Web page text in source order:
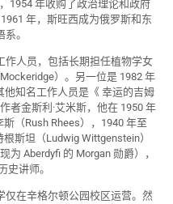
1954 年收购了政治理论和政府
年，斯旺西成为俄罗斯和东
。
作人员，包括长期担任植物学女
）。另一位是 1982 年
他知名工作人员是《 幸运的吉姆
者金斯利·艾米斯，他在 1950 年
（Rush Rhees），1940 年至
斯坦（Ludwig Wittgenstein）
为 Aberdyfi 的 Morgan 勋爵），
史讲师。
仅在辛格尔顿公园校区运营。然